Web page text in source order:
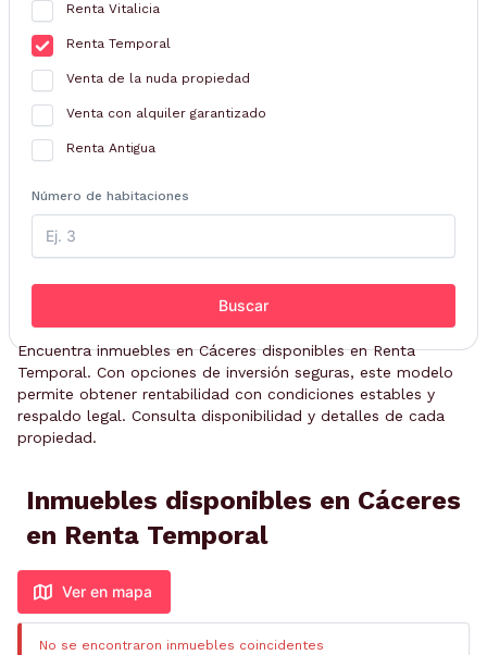
Renta Vitalicia
Renta Temporal
Venta de la nuda propiedad
Venta con alquiler garantizado
Renta Antigua
Número de habitaciones
Buscar
Encuentra inmuebles en Cáceres disponibles en Renta
Temporal. Con opciones de inversión seguras, este modelo
permite obtener rentabilidad con condiciones estables y
respaldo legal. Consulta disponibilidad y detalles de cada
propiedad.
Inmuebles disponibles en Cáceres
en Renta Temporal
Ver en mapa
No se encontraron inmuebles coincidentes